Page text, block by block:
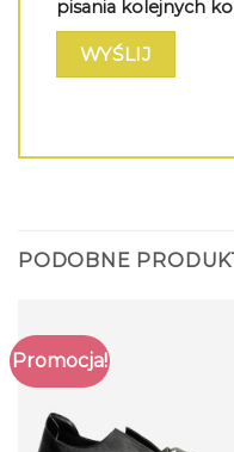
pisania kolejnych
PODOBNE
Promocja!